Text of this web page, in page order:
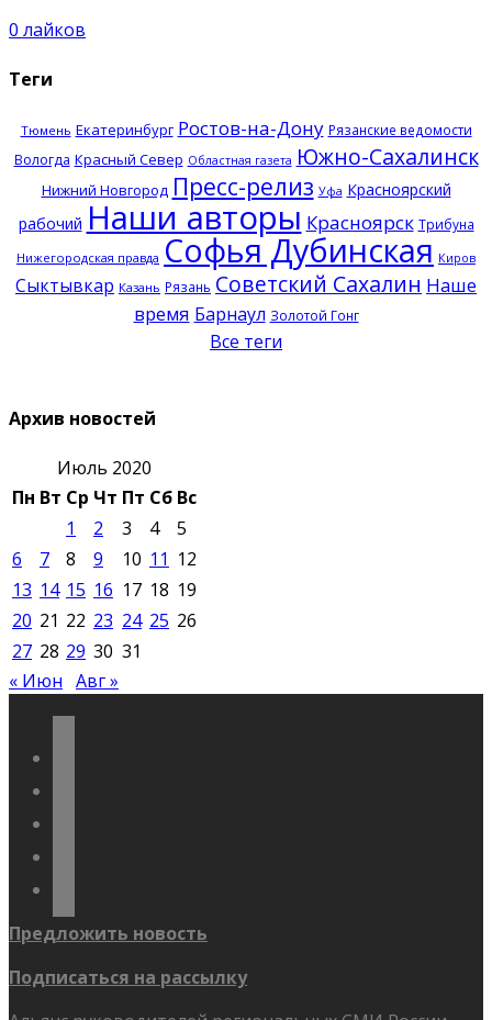
0 лайков
Теги
Тюмень Екатеринбург Ростов-на-Дону Рязанские ведомости
Вологда Красный Север Областная газета Южно-Сахалинск
Нижний Новгород Пресс-релиз Уфа Красноярский
рабочий Наши авторы Красноярск Трибуна
Нижегородская правда Софья Дубинская Киров
Сыктывкар Казань Рязань Советский Сахалин Наше
время Барнаул Золотой Гонг
Все теги
Архив новостей
Июль 2020
Пн Вт Ср Чт Пт Сб Вс
1
2 3 4
5
6
7 8 9 10 11 12
13 14 15 16 17 18 19
20 21 22 23 24 25 26
27 28 29 30 31
« Июн Авг »
Предложить новость
Подписаться на рассылку